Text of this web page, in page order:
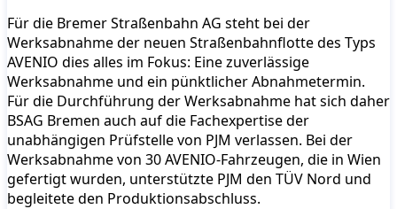
Für die Bremer Straßenbahn AG steht bei der
Werksabnahme der neuen Straßenbahnflotte des Typs
AVENIO dies alles im Fokus: Eine zuverlässige
Werksabnahme und ein pünktlicher Abnahmetermin.
Für die Durchführung der Werksabnahme hat sich daher
BSAG Bremen auch auf die Fachexpertise der
unabhängigen Prüfstelle von PJM verlassen. Bei der
Werksabnahme von 30 AVENIO-Fahrzeugen, die in Wien
gefertigt wurden, unterstützte PJM den TÜV Nord und
begleitete den Produktionsabschluss.